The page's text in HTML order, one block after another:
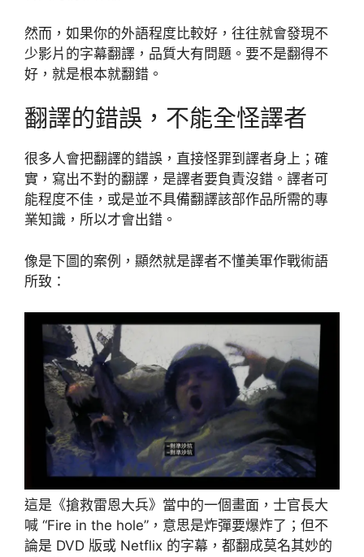
然而，如果你的外語程度比較好，往往就會發現不
少影片的字幕翻譯，品質大有問題。要不是翻得不
好，就是根本就翻錯。
翻譯的錯誤，不能全怪譯者
很多人會把翻譯的錯誤，直接怪罪到譯者身上；確
實，寫出不對的翻譯，是譯者要負責沒錯。譯者可
能程度不佳，或是並不具備翻譯該部作品所需的專
業知識，所以才會出錯。
像是下圖的案例，顯然就是譯者不懂美軍作戰術語
所致：
這是《搶救雷恩大兵》當中的一個畫面，士官長大
喊 “Fire in the hole”，意思是炸彈要爆炸了；但不
論是 DVD 版或 Netflix 的字幕，都翻成莫名其妙的